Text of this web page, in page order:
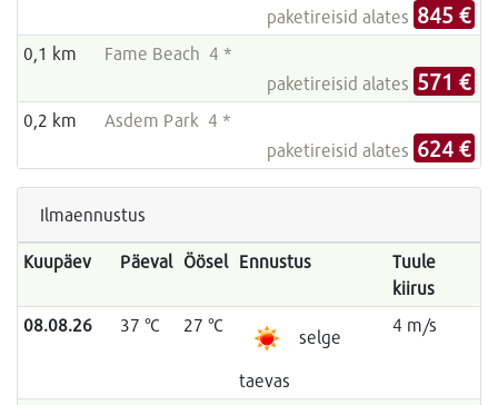
paketireisid alates 845 €
0,1 km
Fame Beach 4 *
paketireisid alates 571 €
0,2 km
Asdem Park 4 *
paketireisid alates 624 €
Ilmaennustus
Kuupäev Päeval Öösel Ennustus
Tuule
kiirus
08.08.26
37 °C 27 °C
selge
taevas
4 m/s